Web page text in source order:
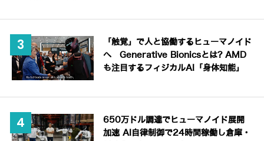
「触覚」で人と協働するヒューマノイド
へ Generative Bionicsとは? AMD
も注目するフィジカルAI「身体知能」
650万ドル調達でヒューマノイド展開
加速 AI自律制御で24時間稼働し倉庫・